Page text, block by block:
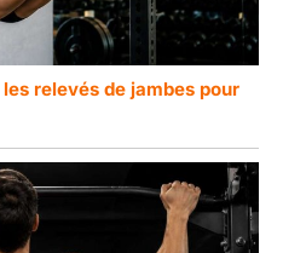
relevés de jambes pour